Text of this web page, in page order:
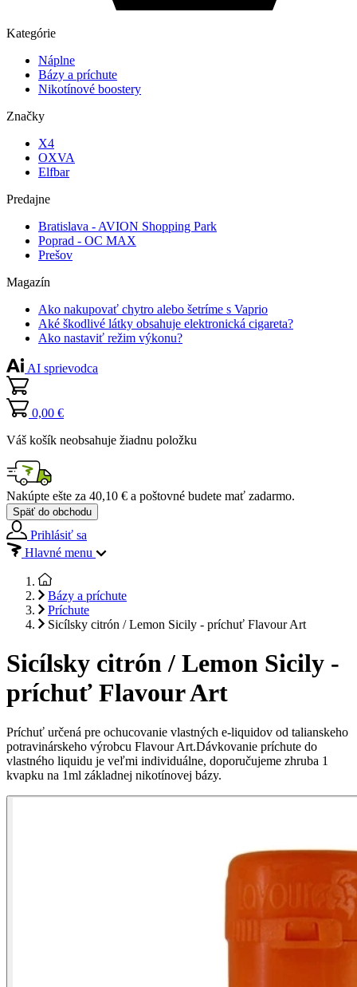
Kategórie
Náplne
Bázy a príchute
Nikotínové boostery
Značky
X4
OXVA
Elfbar
Predajne
Bratislava - AVION Shopping Park
Poprad - OC MAX
Prešov
Magazín
Ako nakupovať chytro alebo šetríme s Vaprio
Aké škodlivé látky obsahuje elektronická cigareta?
Ako nastaviť režim výkonu?
AI sprievodca
0,00 €
Váš košík neobsahuje žiadnu položku
Nakúpte ešte za 40,10 € a poštovné budete mať zadarmo.
Späť do obchodu
Prihlásiť sa
Hlavné menu
Bázy a príchute
Príchute
Sicílsky citrón / Lemon Sicily - príchuť Flavour Art
Sicílsky citrón / Lemon Sicily -
príchuť Flavour Art
Príchuť určená pre ochucovanie vlastných e-liquidov od talianskeho
potravinárskeho výrobcu Flavour Art.Dávkovanie príchute do
vlastného liquidu je veľmi individuálne, doporučujeme zhruba 1
kvapku na 1ml základnej nikotínovej bázy.